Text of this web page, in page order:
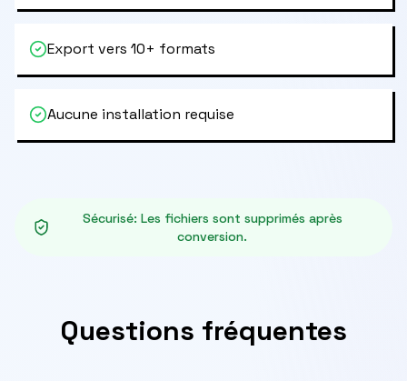
Export vers 10+ formats
Aucune installation requise
Sécurisé: Les fichiers sont supprimés après
conversion.
Questions fréquentes